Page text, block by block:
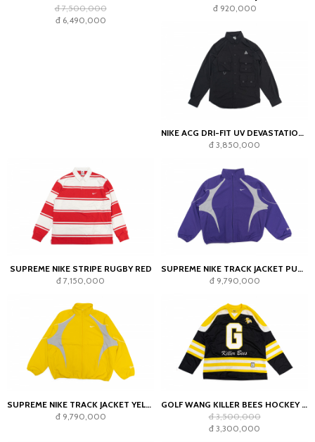
đ 7,500,000
đ 6,490,000
đ 920,000
NIKE ACG DRI-FIT UV DEVASTATION TRAIL
đ 3,850,000
SUPREME NIKE STRIPE RUGBY RED
đ 7,150,000
SUPREME NIKE TRACK JACKET PURPLE
đ 9,790,000
SUPREME NIKE TRACK JACKET YELLOW
đ 9,790,000
GOLF WANG KILLER BEES HOCKEY JERSEY BLACK
đ 3,500,000
đ 3,300,000